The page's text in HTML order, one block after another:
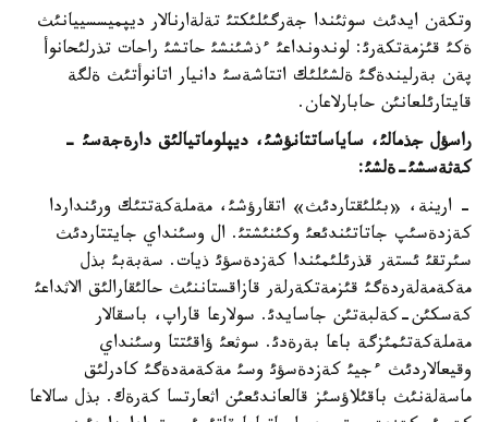
وتكةن ايدئث سوثئندا جةرگئلئكتئ تةلةارنالار ديپميسسييانئث
ةكئ قئزمةتكةرئ: لوندونداعئ ءذشئنشئ حاتشئ راحات تذرلئحانوأ
پةن بةرليندةگئ ةلشئلئك اتتاشةسئ دانيار اتانوأتئث ةلگة
قايتارئلعانئن حابارلاعان.
راسؤل جذمالئ، ساياساتتانؤشئ، ديپلوماتيالئق دارةجةسئ -
كةثةسشئ-ةلشئ:
- ارينة، «بئلئقتاردئث» اتقارؤشئ، مةملةكةتتئك ورئنداردا
كةزدةسئپ جاتاتئندئعئ وكئنئشتئ. ال وسئنداي جايتتاردئث
سئرتقئ ئستةر قذرئلئمئندا كةزدةسؤئ ذيات. سةبةبئ بذل
مةكةمةلةردةگئ قئزمةتكةرلةر قازاقستاننئث حالئقارالئق الاثداعئ
كةسكئن-كةلبةتئن جاسايدئ. سولارعا قاراپ، باسقالار
مةملةكةتئمئزگة باعا بةرةدئ. سوثعئ ؤاقئتتا وسئنداي
وقيعالاردئث ءجيئ كةزدةسؤئ وسئ مةكةمةدةگئ كادرلئق
ماسةلةنئث باقئلاؤسئز قالعاندئعئن اثعارتسا كةرةك. بذل سالاعا